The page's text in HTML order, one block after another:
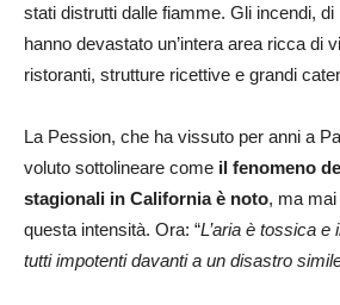
stati distrutti dalle fiamme. Gli incendi,
hanno devastato un’intera area ricca di
ristoranti, strutture ricettive e grandi
La Pession, che ha vissuto per anni a
voluto sottolineare come il fenomeno
stagionali in California è noto, ma mai
questa intensità. Ora: “L’aria è tossica
tutti impotenti davanti a un disastro